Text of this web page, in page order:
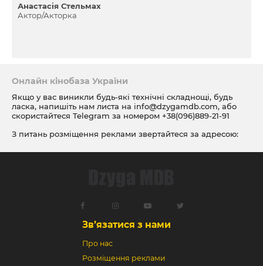
Анастасія Стельмах
Актор/Акторка
Онлайн кінобаза України
Якщо у вас виникли будь-які технічні складнощі, будь
ласка, напишіть нам листа на info@dzygamdb.com, або
скористайтеся Telegram за номером +38(096)889-21-91
З питань розміщення реклами звертайтеся за адресою:
посиланням
Зв’язатися з нами
Про нас
Розміщення реклами